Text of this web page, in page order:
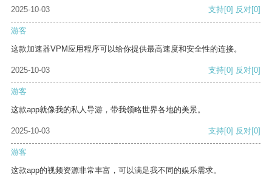
2025-10-03
支持[0] 反对[0]
游客
这款加速器VPM应用程序可以给你提供最高速度和安全性的连接。
2025-10-03 支持[0] 反对[0]
游客
这款app就像我的私人导游，带我领略世界各地的美景。
2025-10-03 支持[0] 反对[0]
游客
这款app的视频资源非常丰富，可以满足我不同的娱乐需求。